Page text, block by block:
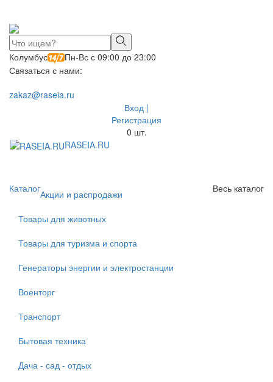
Колумбус
Пн-Вс с 09:00 до 23:00
Связаться с нами:
zakaz@raseia.ru
Вход |
Регистрация
0 шт.
RASEIA.RU
Каталог
Весь каталог
Акции и распродажи
Товары для животных
Товары для туризма и спорта
Генераторы энергии и электростанции
Военторг
Транспорт
Бытовая техника
Дача - сад - отдых